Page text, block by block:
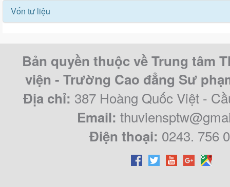
Vốn tư liệu
Bản quyền thuộc về Trung tâm
viện - Trường Cao đẳng Sư
Địa chỉ: 387 Hoàng Quốc Việt -
Email:
Điện thoại: 0243. 756